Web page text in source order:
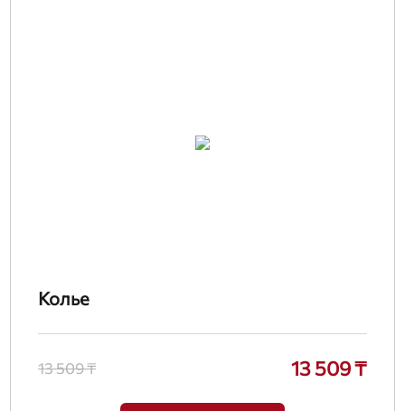
Колье
13 509 ₸ 13 509 ₸